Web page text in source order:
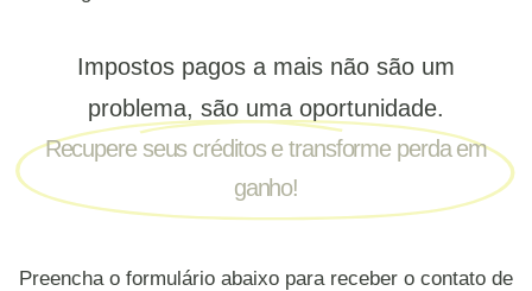
Impostos pagos a mais não são um
problema, são uma oportunidade.
Recupere seus créditos e transforme perda em
ganho!
Preencha o formulário abaixo para receber o contato de